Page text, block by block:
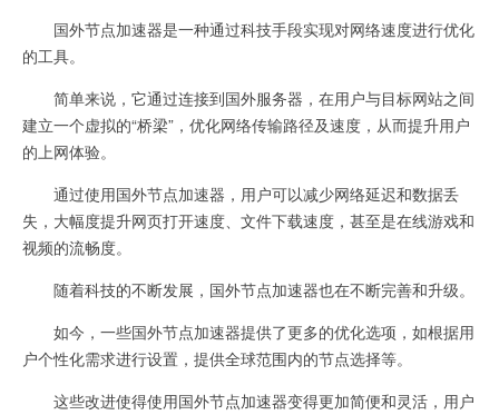
国外节点加速器是一种通过科技手段实现对网络速度进行优化
的工具。
简单来说，它通过连接到国外服务器，在用户与目标网站之间
建立一个虚拟的“桥梁”，优化网络传输路径及速度，从而提升用户
的上网体验。
通过使用国外节点加速器，用户可以减少网络延迟和数据丢
失，大幅度提升网页打开速度、文件下载速度，甚至是在线游戏和
视频的流畅度。
随着科技的不断发展，国外节点加速器也在不断完善和升级。
如今，一些国外节点加速器提供了更多的优化选项，如根据用
户个性化需求进行设置，提供全球范围内的节点选择等。
这些改进使得使用国外节点加速器变得更加简便和灵活，用户